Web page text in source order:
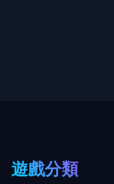
遊戲分類